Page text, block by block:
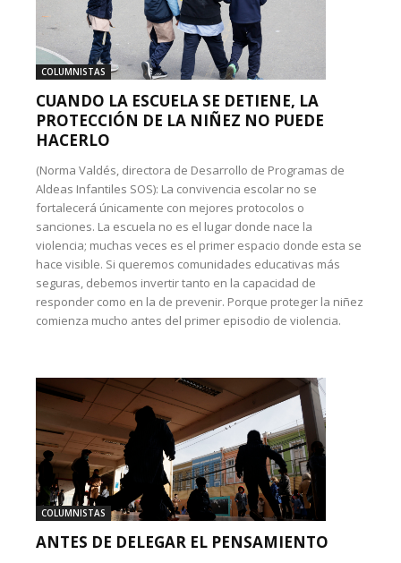
COLUMNISTAS
CUANDO LA ESCUELA SE DETIENE, LA
PROTECCIÓN DE LA NIÑEZ NO PUEDE
HACERLO
(Norma Valdés, directora de Desarrollo de Programas de
Aldeas Infantiles SOS): La convivencia escolar no se
fortalecerá únicamente con mejores protocolos o
sanciones. La escuela no es el lugar donde nace la
violencia; muchas veces es el primer espacio donde esta se
hace visible. Si queremos comunidades educativas más
seguras, debemos invertir tanto en la capacidad de
responder como en la de prevenir. Porque proteger la niñez
comienza mucho antes del primer episodio de violencia.
COLUMNISTAS
ANTES DE DELEGAR EL PENSAMIENTO